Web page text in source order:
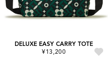
DELUXE EASY CARRY TOTE
¥13,200